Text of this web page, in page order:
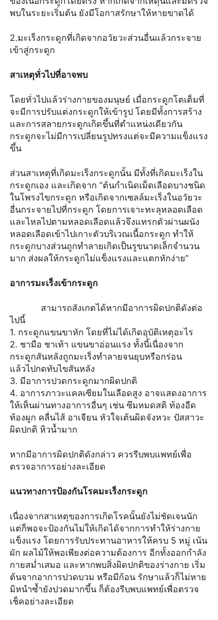
พบในระยะเริ่มต้น ยังมีโอกาสรักษาให้หายขาดได้
2.มะเร็งกระดูกที่เกิดจากอวัยวะส่วนอื่นแล้วกระจาย
เข้าสู่กระดูก
สาเหตุทั่วไปที่อาจพบ
โดยทั่วไปแล้วร่างกายของมนุษย์ เมื่อกระดูกโตเต็มที่
จะมีการปรับแต่งกระดูกให้เข้ารูป โดยมีทั้งการสร้าง
และการสลายกระดูกเกิดขึ้นที่ตำแหน่งเดียวกัน
กระดูกจะไม่มีการเปลี่ยนรูปทรงแต่จะมีความแข็งแรง
ขึ้น
ส่วนสาเหตุที่เกิดมะเร็งกระดูกนั้น มีทั้งที่เกิดมะเร็งใน
กระดูกเอง และเกิดจาก “ต้นกำเนิดเม็ดเลือดบางชนิด
ในโพรงไขกระดูก หรือเกิดจากเซลล์มะเร็งในอวัยวะ
อื่นกระจายไปที่กระดูก โดยการเจาะทะลุหลอดเลือด
และไหลไปตามหลอดเลือดแล้วจึงแทรกตัวผ่านผนัง
หลอดเลือดเข้าไปเกาะตัวบริเวณเนื้อกระดูก ทำให้
กระดูกบางส่วนถูกทำลายเกิดเป็นรูขนาดเล็กจำนวน
มาก ส่งผลให้กระดูกไม่แข็งแรงและแตกหักง่าย”
อาการมะเร็งเข้ากระดูก
สามารถสังเกตได้หากมีอาการผิดปกติดังต่อ
ไปนี้
1. กระดูกแขนขาหัก โดยที่ไม่ได้เกิดอุบัติเหตุอะไร
2. ชามือ ชาเท้า แขนขาอ่อนแรง ทั้งนี้เนื่องจาก
กระดูกสันหลังถูกมะเร็งทำลายจนยุบหรือกร่อน
แล้วไปกดทับไขสันหลัง
3. มีอาการปวดกระดูกมากผิดปกติ
4. อาการภาวะแคลเซียมในเลือดสูง อาจแสดงอาการ
ให้เห็นผ่านทางอาการอื่นๆ เช่น ซึมหมดสติ ท้องอืด
ท้องผูก คลื่นไส้ อาเจียน หัวใจเต้นผิดจังหวะ ปัสสาวะ
ผิดปกติ หิวน้ำมาก
หากมีอาการผิดปกติดังกล่าว ควรรีบพบแพทย์เพื่อ
ตรวจอาการอย่างละเอียด
แนวทางการป้องกันโรคมะเร็งกระดูก
เนื่องจากสาเหตุของการเกิดโรคนั้นยังไม่ชัดเจนนัก
แต่ก็พอจะป้องกันไม่ให้เกิดได้จากการทำให้ร่างกาย
แข็งแรง โดยการรับประทานอาหารให้ครบ 5 หมู่ เน้น
ผัก ผลไม้ให้พอเพียงต่อความต้องการ อีกทั้งออกกำลัง
กายสม่ำเสมอ และหากพบสิ่งผิดปกติของร่างกาย เริ่ม
ต้นจากอาการปวดบวม หรือมีก้อน รักษาแล้วก็ไม่หาย
มิหนำซ้ำยังปวดมากขึ้น ก็ต้องรีบพบแพทย์เพื่อตรวจ
เช็คอย่างละเอียด